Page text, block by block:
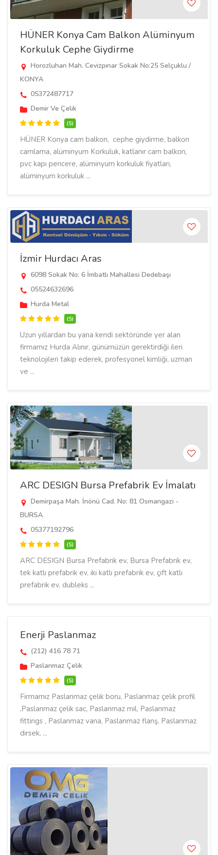
HÜNER Konya Cam Balkon Alüminyum
Korkuluk Cephe Giydirme
Horozluhan Mah. Cevizpınar Sokak No:25 Selçuklu /
KONYA
05372487717
Demir Ve Çelik
(5)
HÜNER Konya cam balkon, cephe giydirme, balkon
camlama, alüminyum Korkuluk, katlanır cam balkon,
pvc kapı pencere, alüminyum korkuluk fiyatları,
alüminyum korkuluk ...
İzmir Hurdacı Aras
6098 Sokak No: 6 İmbatlı Mahallesi Dedebaşı
05524632696
Hurda Metal
(5)
Uzun yıllardan bu yana kendi sektöründe yer alan
firmamız Hurda Alınır, günümüzün gerektirdiği ileri
teknolojileri takip ederek, profesyonel kimliği, uzman
ve ...
ARC DESIGN Bursa Prefabrik Ev İmalatı
Demirpaşa Mah. İnönü Cad. No: 81 Osmangazi -
BURSA
05377192796
(5)
ARC DESIGN Bursa Prefabrik ev, Bursa Prefabrik ev,
tek katlı prefabrik ev, iki katlı prefabrik ev, çift katlı
prefabrik ev, dubleks ...
Enerji Paslanmaz
(212) 416 78 71
Paslanmaz Çelik
(5)
Firmamız Paslanmaz çelik boru, Paslanmaz çelik profil
,Paslanmaz çelik sac, Paslanmaz mil, Paslanmaz
fittings , Paslanmaz vana, Paslanmaz flanş, Paslanmaz
dirsek, ...